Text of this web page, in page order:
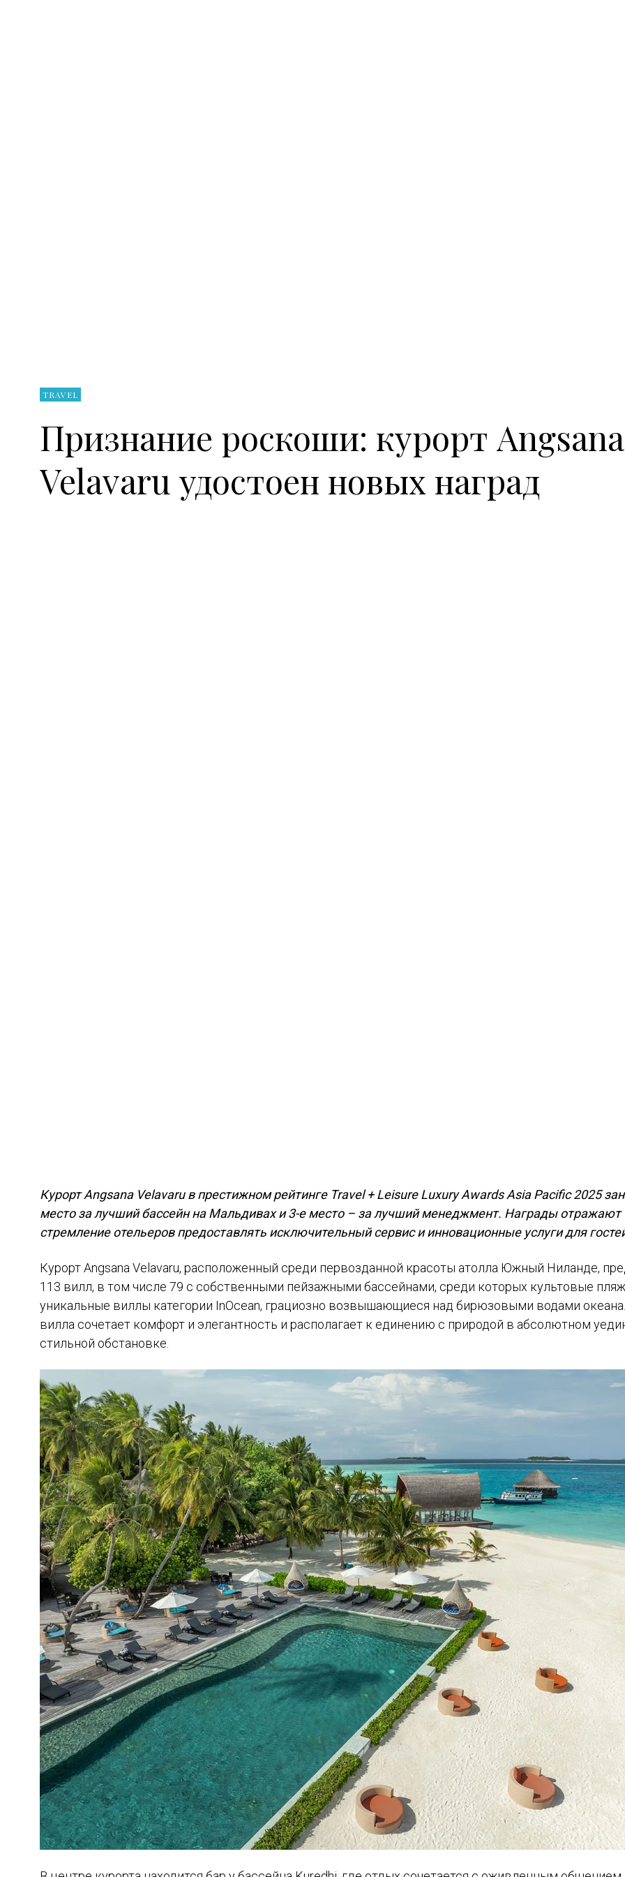
TRAVEL
Признание роскоши: курорт Angsana
Velavaru удостоен новых наград
Курорт Angsana Velavaru в престижном рейтинге Travel + Leisure Luxury Awards Asia Pacific 2025
место за лучший бассейн на Мальдивах и 3-е место – за лучший менеджмент. Награды отражают
стремление отельеров предоставлять исключительный сервис и инновационные услуги для
Курорт Angsana Velavaru, расположенный среди первозданной красоты атолла Южный Ниланде,
113 вилл, в том числе 79 с собственными пейзажными бассейнами, среди которых культовые
уникальные виллы категории InOcean, грациозно возвышающиеся над бирюзовыми водами
вилла сочетает комфорт и элегантность и располагает к единению с природой в абсолютном
стильной обстановке.